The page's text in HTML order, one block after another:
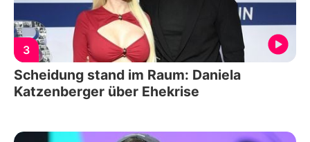
3
Scheidung stand im Raum: Daniela
Katzenberger über Ehekrise